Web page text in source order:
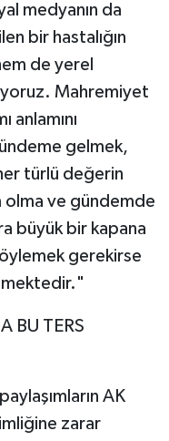
medyanın da
bir hastalığın
de yerel
Mahremiyet
anlamını
gelmek,
türlü değerin
ve gündemde
büyük bir kapana
gerekirse
BU TERS
AK
zarar